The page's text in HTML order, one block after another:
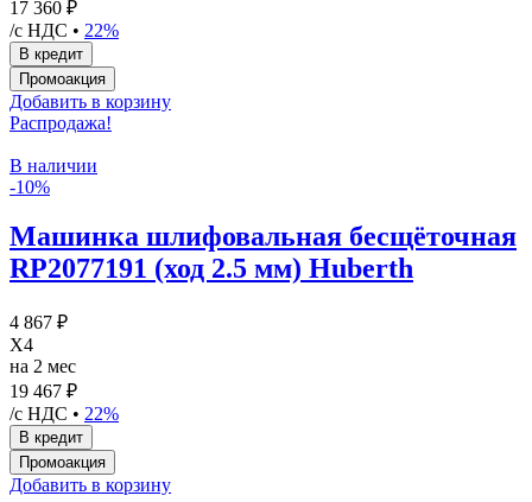
17 360 ₽
/с НДС • 22%
Добавить в корзину
Распродажа!
В наличии
-10%
Машинка шлифовальная бесщёточная
RP2077191 (ход 2.5 мм) Huberth
4 867 ₽
X4
на 2 мес
19 467 ₽
/с НДС • 22%
Добавить в корзину